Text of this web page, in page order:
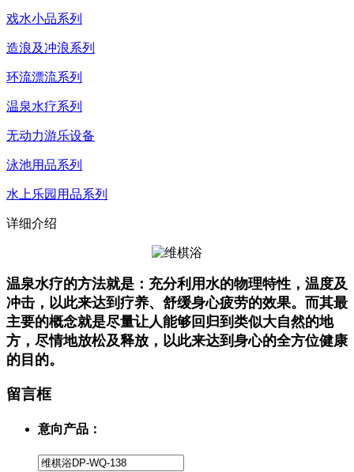
戏水小品系列
造浪及冲浪系列
环流漂流系列
温泉水疗系列
无动力游乐设备
泳池用品系列
水上乐园用品系列
详细介绍
温泉水疗的方法就是：充分利用水的物理特性，温度及
冲击，以此来达到疗养、舒缓身心疲劳的效果。而其最
主要的概念就是尽量让人能够回归到类似大自然的地
方，尽情地放松及释放，以此来达到身心的全方位健康
的目的。
留言框
意向产品：